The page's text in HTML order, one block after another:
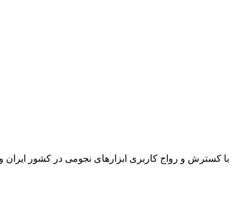
با کسترش و رواج کاربری ابزارهای نجومی در کشور